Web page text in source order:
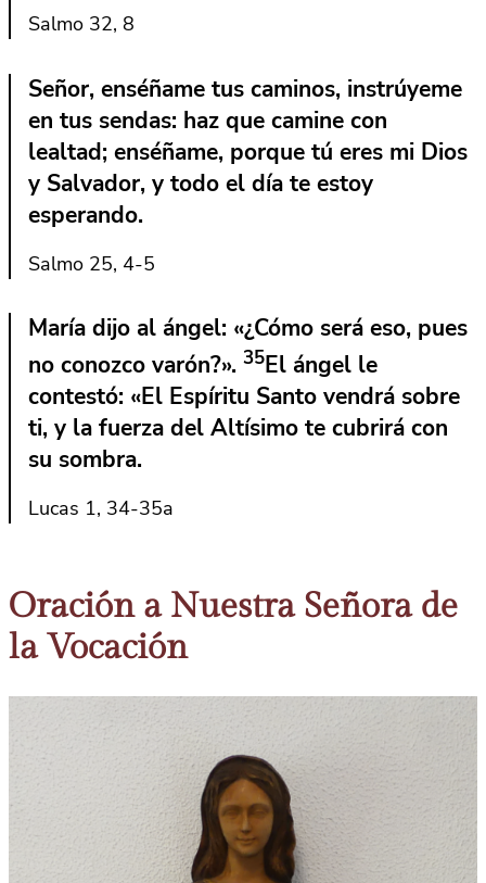
Salmo 32, 8
Señor, enséñame tus caminos, instrúyeme
en tus sendas: haz que camine con
lealtad; enséñame, porque tú eres mi Dios
y Salvador, y todo el día te estoy
esperando.
Salmo 25, 4-5
María dijo al ángel: «¿Cómo será eso, pues
no conozco varón?». 35El ángel le
contestó: «El Espíritu Santo vendrá sobre
ti, y la fuerza del Altísimo te cubrirá con
su sombra.
Lucas 1, 34-35a
Oración a Nuestra Señora de
la Vocación